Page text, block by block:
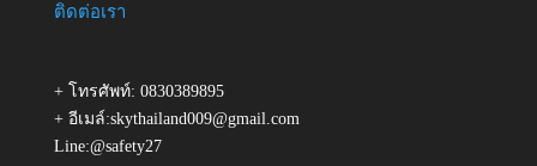
ติดต่อเรา
+ โทรศัพท์: 0830389895
+ อีเมล์:skythailand009@gmail.com
Line:@safety27